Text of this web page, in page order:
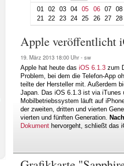
01
02 03 04 05 06 07
08
21
22 23 24 25 26 27 28
Apple veröffentlicht
19. März 2013 18:00 Uhr - sw
Apple hat heute das iOS 6.1.3 zum
Problem, bei dem die Telefon-App
teilte der Hersteller mit. Außerdem
Japan. Das iOS 6.1.3 ist via iTunes
Mobilbetriebssystem läuft auf
der zweiten, dritten und vierten
vierten und fünften Generation.
Dokument hervorgeht, schließt das